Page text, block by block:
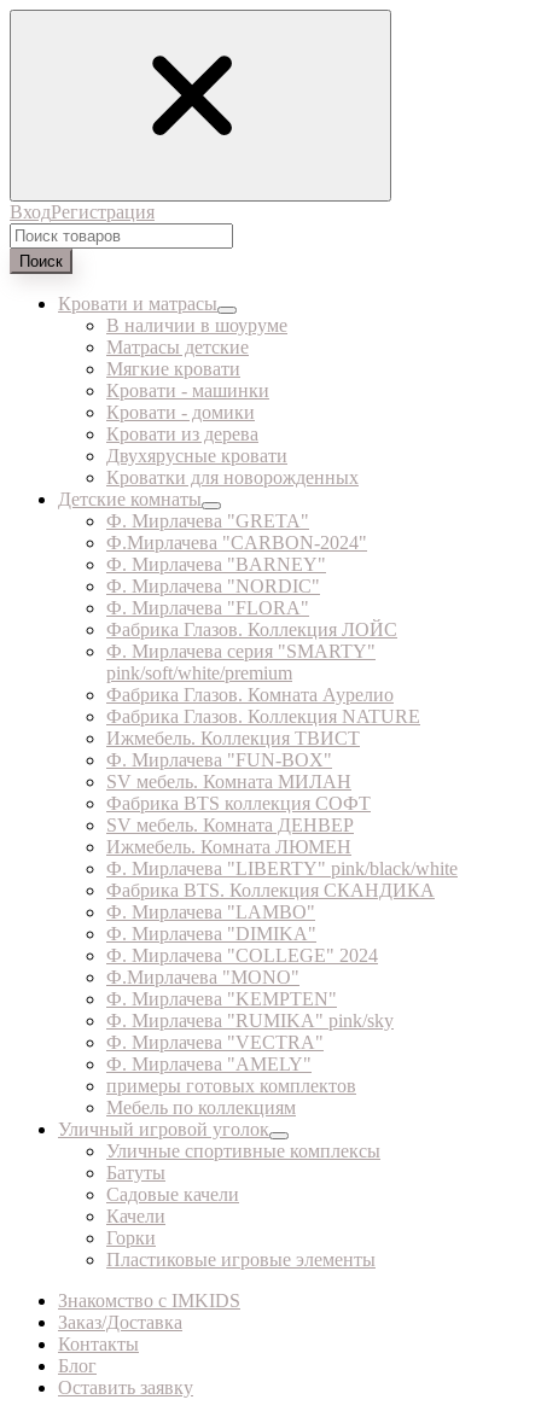
ВходРегистрация
Поиск
Кровати и матрасы
В наличии в шоуруме
Матрасы детские
Мягкие кровати
Кровати - машинки
Кровати - домики
Кровати из дерева
Двухярусные кровати
Кроватки для новорожденных
Детские комнаты
Ф. Мирлачева "GRETA"
Ф.Мирлачева "CARBON-2024"
Ф. Мирлачева "BARNEY"
Ф. Мирлачева "NORDIC"
Ф. Мирлачева "FLORA"
Фабрика Глазов. Коллекция ЛОЙС
Ф. Мирлачева серия "SMARTY"
pink/soft/white/premium
Фабрика Глазов. Комната Аурелио
Фабрика Глазов. Коллекция NATURE
Ижмебель. Коллекция ТВИСТ
Ф. Мирлачева "FUN-BOX"
SV мебель. Комната МИЛАН
Фабрика BTS коллекция СОФТ
SV мебель. Комната ДЕНВЕР
Ижмебель. Комната ЛЮМЕН
Ф. Мирлачева "LIBERTY" pink/black/white
Фабрика BTS. Коллекция СКАНДИКА
Ф. Мирлачева "LAMBO"
Ф. Мирлачева "DIMIKA"
Ф. Мирлачева "COLLEGE" 2024
Ф.Мирлачева "MONO"
Ф. Мирлачева "KEMPTEN"
Ф. Мирлачева "RUMIKA" pink/sky
Ф. Мирлачева "VECTRA"
Ф. Мирлачева "AMELY"
примеры готовых комплектов
Мебель по коллекциям
Уличный игровой уголок
Уличные спортивные комплексы
Батуты
Садовые качели
Качели
Горки
Пластиковые игровые элементы
Знакомство с IMKIDS
Заказ/Доставка
Контакты
Блог
Оставить заявку